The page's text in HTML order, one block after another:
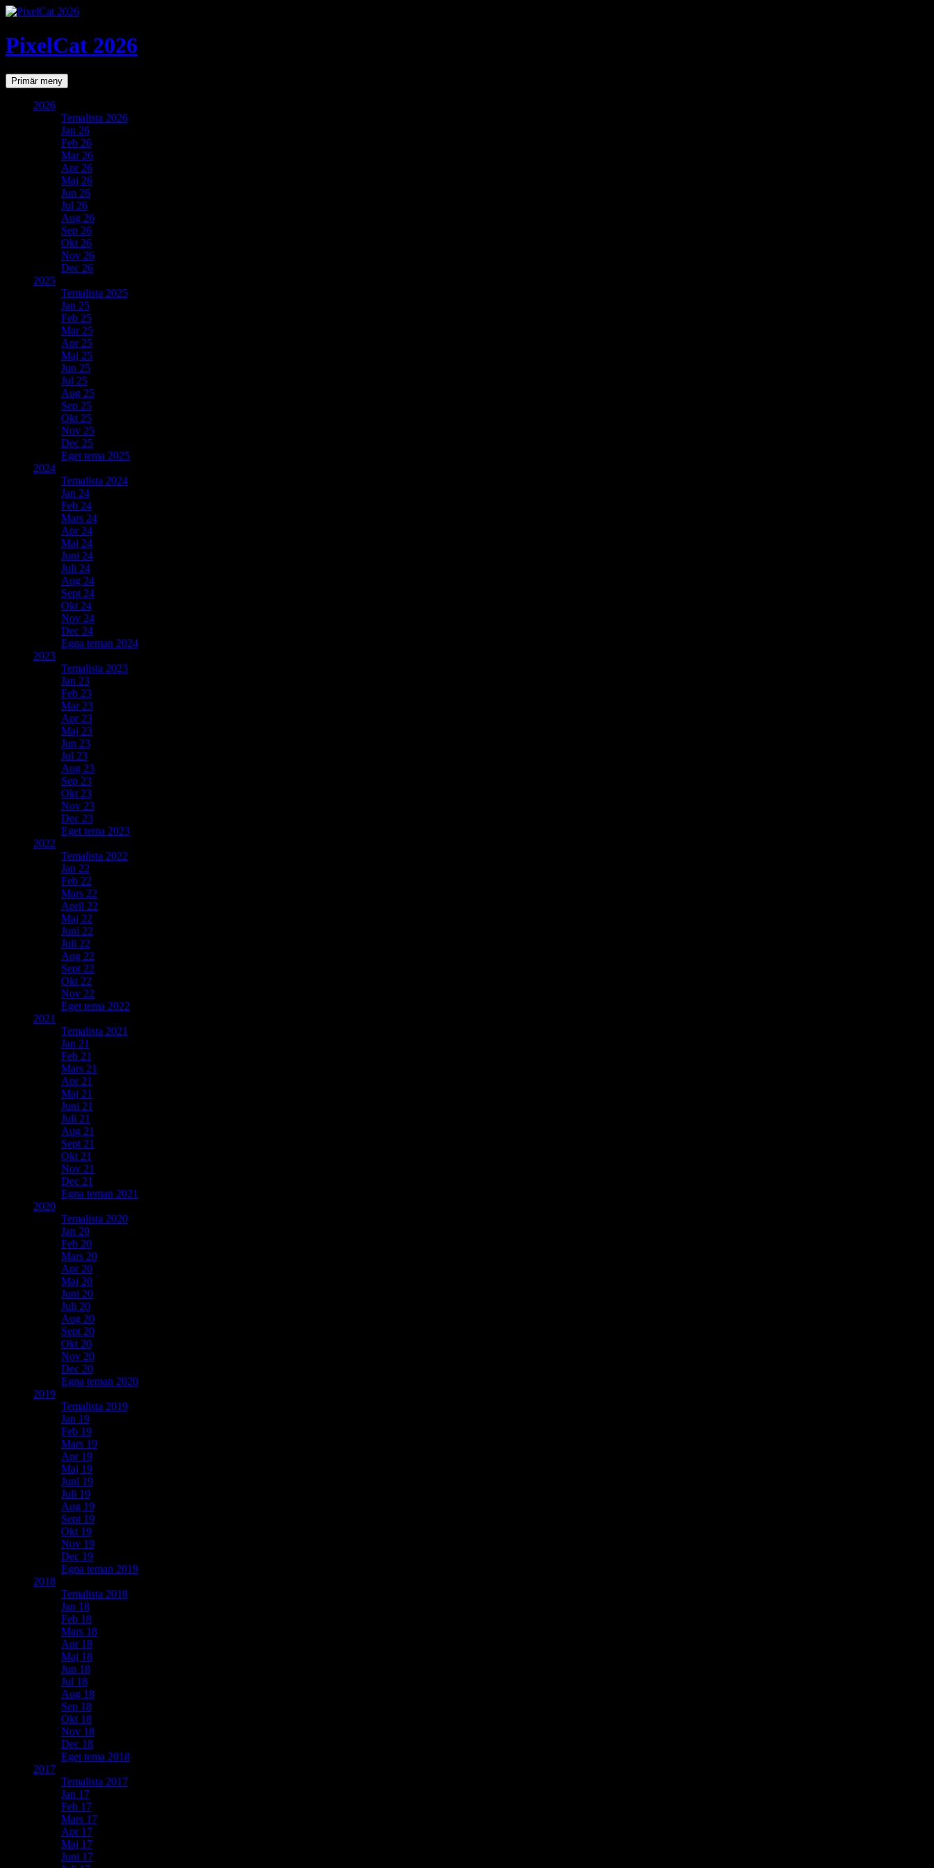
PixelCat 2026
SökPrimär meny Gå
till
2026
Temalista 2026
Jan 26
Feb 26
Mar 26
Apr 26
Maj 26
Jun 26
Jul 26
Aug 26
Sep 26
Okt 26
Nov 26
Dec 26
2025
Temalista 2025
Jan 25
Feb 25
Mar 25
Apr 25
Maj 25
Jun 25
Jul 25
Aug 25
Sep 25
Okt 25
Nov 25
Dec 25
Eget tema 2025
2024
Temalista 2024
Jan 24
Feb 24
Mars 24
Apr 24
Maj 24
Juni 24
Juli 24
Aug 24
Sept 24
Okt 24
Nov 24
Dec 24
Egna teman 2024
2023
Temalista 2023
Jan 23
Feb 23
Mar 23
Apr 23
Maj 23
Jun 23
Jul 23
Aug 23
Sep 23
Okt 23
Nov 23
Dec 23
Eget tema 2023
2022
Temalista 2022
Jan 22
Feb 22
Mars 22
April 22
Maj 22
Juni 22
Juli 22
Aug 22
Sept 22
Okt 22
Nov 22
Eget tema 2022
2021
Temalista 2021
Jan 21
Feb 21
Mars 21
Apr 21
Maj 21
Juni 21
Juli 21
Aug 21
Sept 21
Okt 21
Nov 21
Dec 21
Egna teman 2021
2020
Temalista 2020
Jan 20
Feb 20
Mars 20
Apr 20
Maj 20
Juni 20
Juli 20
Aug 20
Sept 20
Okt 20
Nov 20
Dec 20
Egna teman 2020
2019
Temalista 2019
Jan 19
Feb 19
Mars 19
Apr 19
Maj 19
Juni 19
Juli 19
Aug 19
Sept 19
Okt 19
Nov 19
Dec 19
Egna teman 2019
2018
Temalista 2018
Jan 18
Feb 18
Mars 18
Apr 18
Maj 18
Jun 18
Jul 18
Aug 18
Sep 18
Okt 18
Nov 18
Dec 18
Eget tema 2018
2017
Temalista 2017
Jan 17
Feb 17
Mars 17
Apr 17
Maj 17
Juni 17